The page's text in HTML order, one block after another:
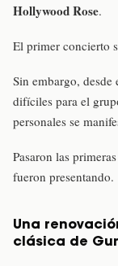
Hollywood Rose.
El primer concierto
Sin embargo,
difíciles para el
personales se
Pasaron las
fueron presentando.
Una
clásica de